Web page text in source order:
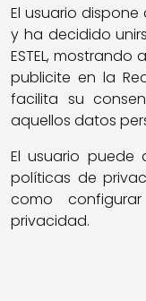
El usuario dispone
y ha decidido
ESTEL,
publicite en la
facilita su
aquellos datos
El usuario
políticas de
como
privacidad.